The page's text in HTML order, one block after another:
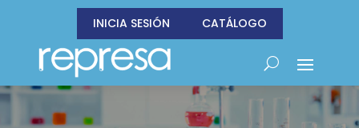
INICIA SESIÓN CATÁLOGO